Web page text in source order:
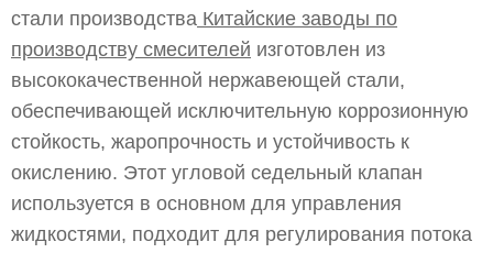
стали производства Китайские заводы по
производству смесителей изготовлен из
высококачественной нержавеющей стали,
обеспечивающей исключительную коррозионную
стойкость, жаропрочность и устойчивость к
окислению. Этот угловой седельный клапан
используется в основном для управления
жидкостями, подходит для регулирования потока